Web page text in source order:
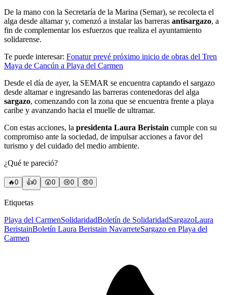
De la mano con la Secretaría de la Marina (Semar), se recolecta el
alga desde altamar y, comenzó a instalar las barreras antisargazo, a
fin de complementar los esfuerzos que realiza el ayuntamiento
solidarense.
Te puede interesar: Fonatur prevé próximo inicio de obras del Tren
Maya de Cancún a Playa del Carmen
Desde el día de ayer, la SEMAR se encuentra captando el sargazo
desde altamar e ingresando las barreras contenedoras del alga
sargazo, comenzando con la zona que se encuentra frente a playa
caribe y avanzando hacia el muelle de ultramar.
Con estas acciones, la presidenta Laura Beristain cumple con su
compromiso ante la sociedad, de impulsar acciones a favor del
turismo y del cuidado del medio ambiente.
¿Qué te pareció?
🔥0 👍0 😲0 😢0 😠0
Etiquetas
Playa del CarmenSolidaridadBoletín de SolidaridadSargazoLaura
BeristainBoletín Laura Beristain NavarreteSargazo en Playa del
Carmen